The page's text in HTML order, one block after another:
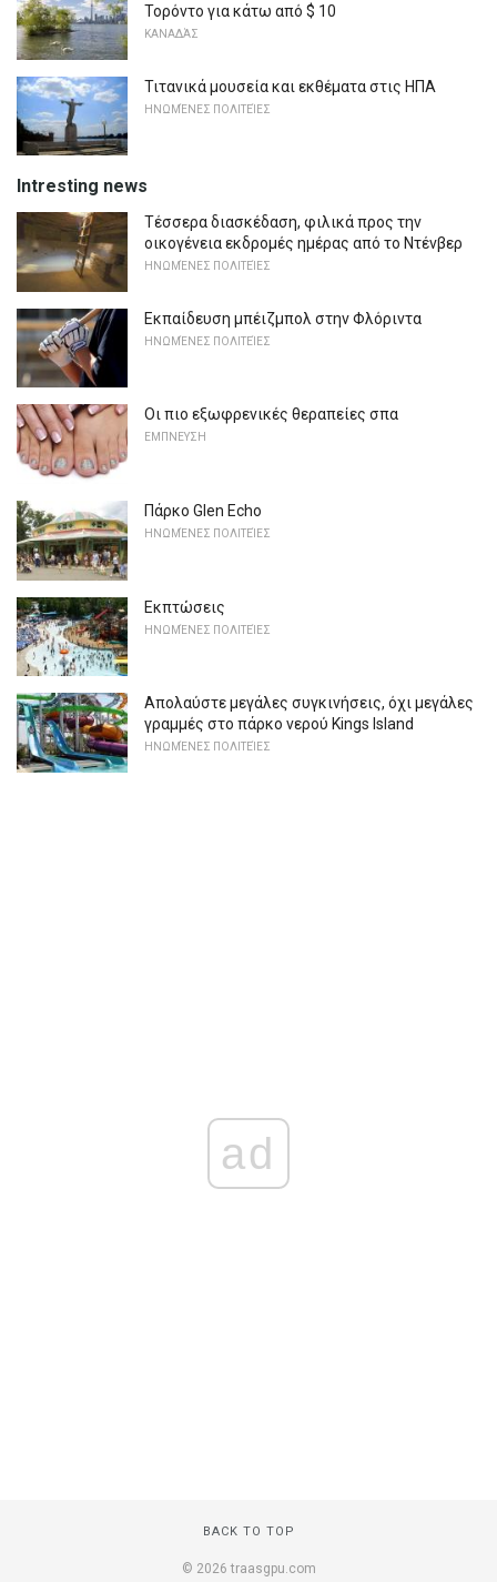
Τορόντο για κάτω από $ 10
ΚΑΝΑΔΆΣ
Τιτανικά μουσεία και εκθέματα στις ΗΠΑ
ΗΝΩΜΈΝΕΣ ΠΟΛΙΤΕΊΕΣ
Intresting news
Τέσσερα διασκέδαση, φιλικά προς την
οικογένεια εκδρομές ημέρας από το Ντένβερ
ΗΝΩΜΈΝΕΣ ΠΟΛΙΤΕΊΕΣ
Εκπαίδευση μπέιζμπολ στην Φλόριντα
ΗΝΩΜΈΝΕΣ ΠΟΛΙΤΕΊΕΣ
Οι πιο εξωφρενικές θεραπείες σπα
ΕΜΠΝΕΥΣΗ
Πάρκο Glen Echo
ΗΝΩΜΈΝΕΣ ΠΟΛΙΤΕΊΕΣ
Εκπτώσεις
ΗΝΩΜΈΝΕΣ ΠΟΛΙΤΕΊΕΣ
Απολαύστε μεγάλες συγκινήσεις, όχι μεγάλες
γραμμές στο πάρκο νερού Kings Island
ΗΝΩΜΈΝΕΣ ΠΟΛΙΤΕΊΕΣ
ad
BACK TO TOP
© 2026 traasgpu.com